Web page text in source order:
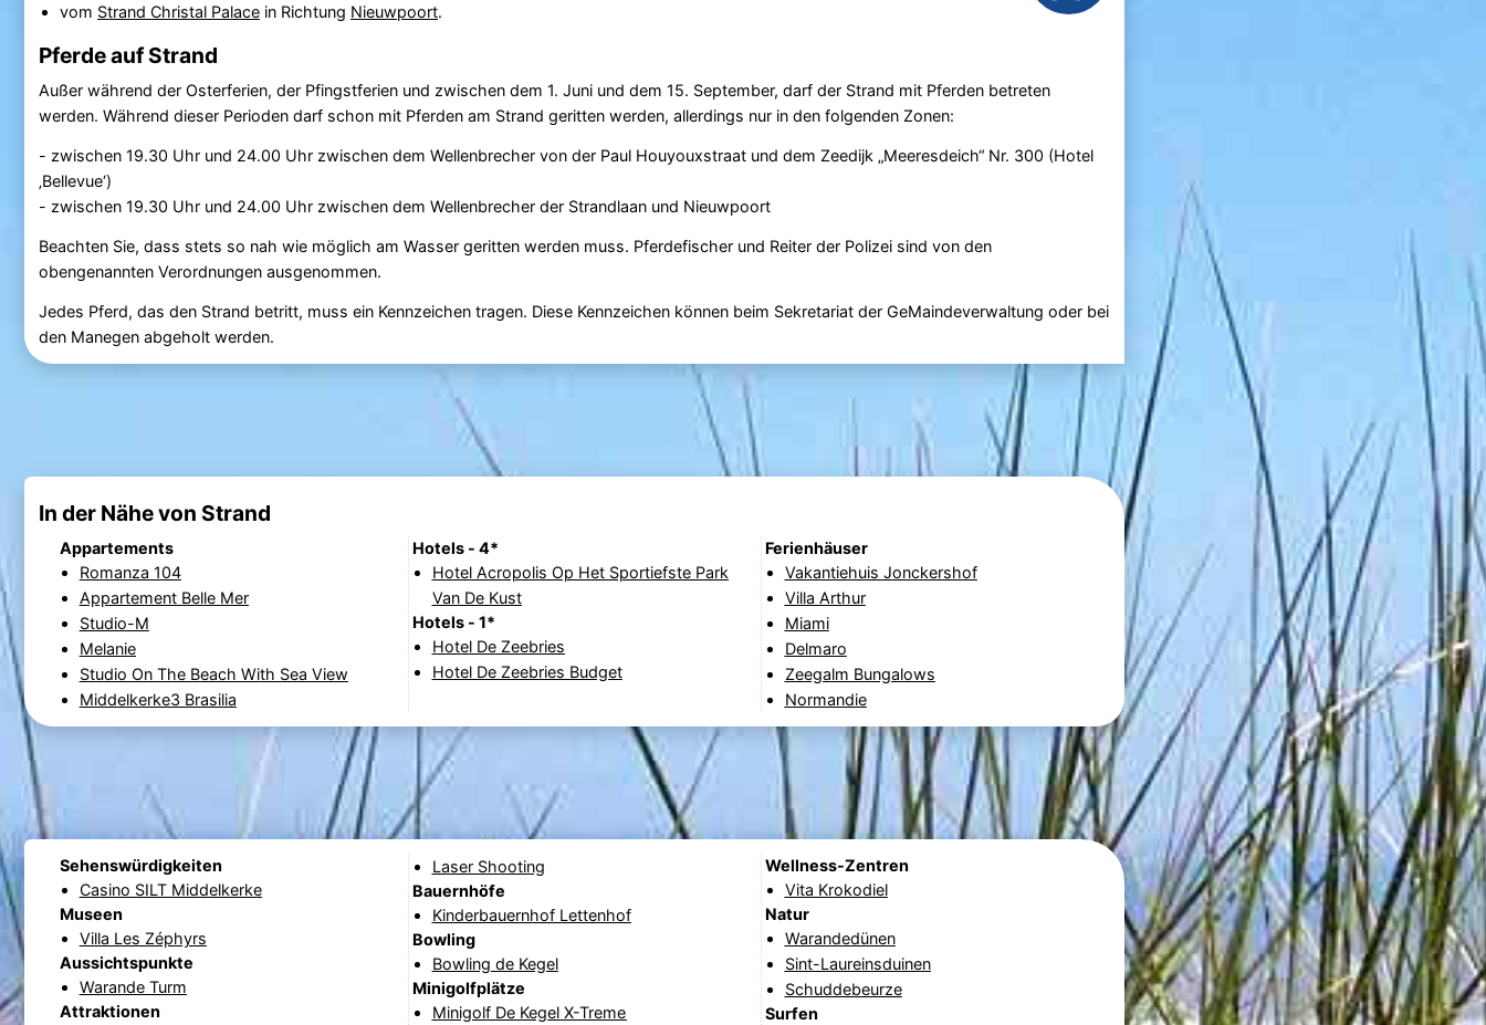
vom Strand Christal Palacein Richtung Nieuwpoort.
Pferde auf Strand
Außer während der Osterferien, der Pfingstferien und zwischen dem 1. Juni und dem 15. September, darf der Strand mit Pferden betreten
werden. Während dieser Perioden darf schon mit Pferden am Strand geritten werden, allerdings nur in den folgenden Zonen:
- zwischen 19.30 Uhr und 24.00 Uhr zwischen dem Wellenbrecher von der Paul Houyouxstraat und dem Zeedijk „Meeresdeich“ Nr. 300 (Hotel
‚Bellevue‘)
- zwischen 19.30 Uhr und 24.00 Uhr zwischen dem Wellenbrecher der Strandlaan und Nieuwpoort
Beachten Sie, dass stets so nah wie möglich am Wasser geritten werden muss. Pferdefischer und Reiter der Polizei sind von den
obengenannten Verordnungen ausgenommen.
Jedes Pferd, das den Strand betritt, muss ein Kennzeichen tragen. Diese Kennzeichen können beim Sekretariat der GeMaindeverwaltung oder bei
den Manegen abgeholt werden.
In der Nähe von Strand
Appartements
Romanza 104
Appartement Belle Mer
Studio-M
Melanie
Studio On The Beach With Sea View
Middelkerke3 Brasilia
Hotels - 4*
Hotel Acropolis Op Het Sportiefste Park
Van De Kust
Hotels - 1*
Hotel De Zeebries
Hotel De Zeebries Budget
Ferienhäuser
Vakantiehuis Jonckershof
Villa Arthur
Miami
Delmaro
Zeegalm Bungalows
Normandie
Sehenswürdigkeiten
Casino SILT Middelkerke
Museen
Villa Les Zéphyrs
Aussichtspunkte
Warande Turm
Attraktionen
Laser Shooting
Bauernhöfe
Kinderbauernhof Lettenhof
Bowling
Bowling de Kegel
Minigolfplätze
Minigolf De Kegel X-Treme
Wellness-Zentren
Vita Krokodiel
Natur
Warandedünen
Sint-Laureinsduinen
Schuddebeurze
Surfen